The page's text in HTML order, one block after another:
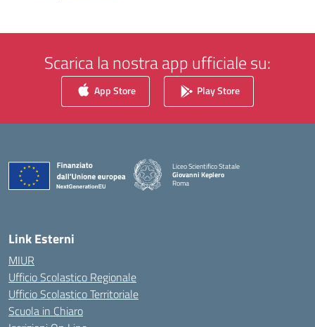
Scarica la nostra app ufficiale su:
App Store Play Store
Liceo Scientifico Statale
Giovanni Keplero
Roma
Link Esterni
MIUR
Ufficio Scolastico Regionale
Ufficio Scolastico Territoriale
Scuola in Chiaro